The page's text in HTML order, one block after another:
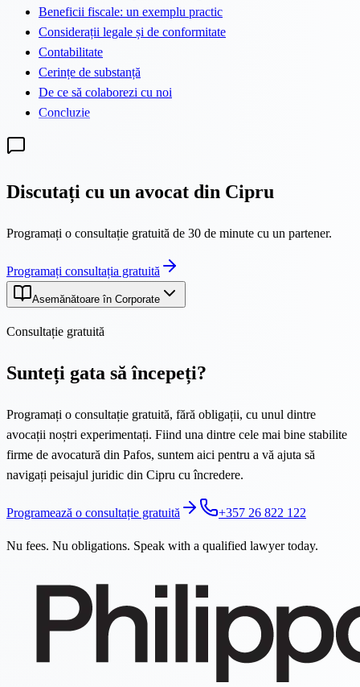
Beneficii fiscale: un exemplu practic
Considerații legale și de conformitate
Contabilitate
Cerințe de substanță
De ce să colaborezi cu noi
Concluzie
Discutați cu un avocat din Cipru
Programați o consultație gratuită de 30 de minute cu un partener.
Programați consultația gratuită
Asemănătoare în Corporate
Consultație gratuită
Sunteți gata să începeți?
Programați o consultație gratuită, fără obligații, cu unul dintre
avocații noștri experimentați. Fiind una dintre cele mai bine stabilite
firme de avocatură din Pafos, suntem aici pentru a vă ajuta să
navigați peisajul juridic din Cipru cu încredere.
Programează o consultație gratuită +357 26 822 122
Nu fees. Nu obligations. Speak with a qualified lawyer today.